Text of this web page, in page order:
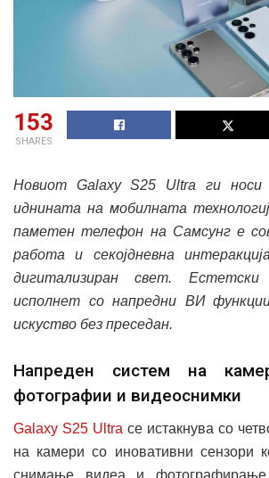
153
SHARES
Новиот Galaxy S25 Ultra ги носи
иднината на мобилната
паметен телефон на Самсунг е
работа и секојдневна
дигитализиран свет. Естетски
исполнет со напредни ВИ
искуство без преседан.
Напреден систем на
фотографии и видеоснимки
Galaxy S25 Ultra се истакнува со
на камери со иновативни сензори
снимање видеа и фотографирање